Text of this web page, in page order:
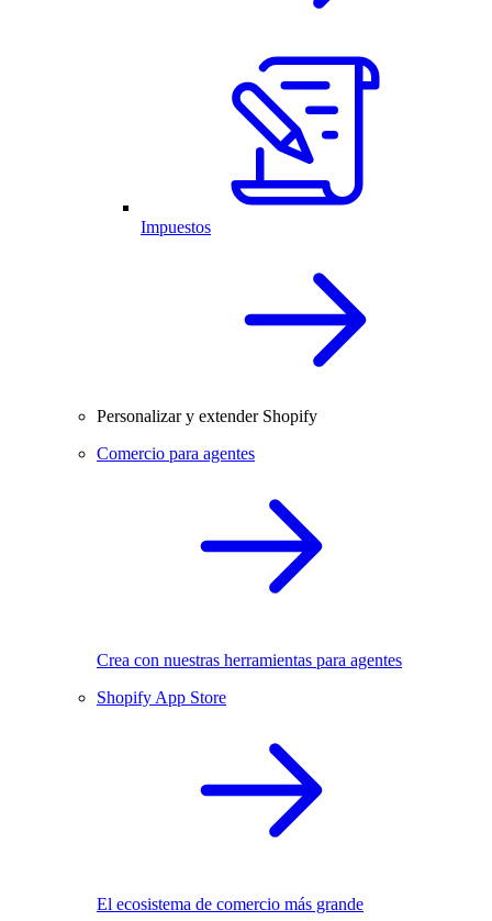
Impuestos
Personalizar y extender Shopify
Comercio para agentes
Crea con nuestras herramientas para agentes
Shopify App Store
El ecosistema de comercio más grande